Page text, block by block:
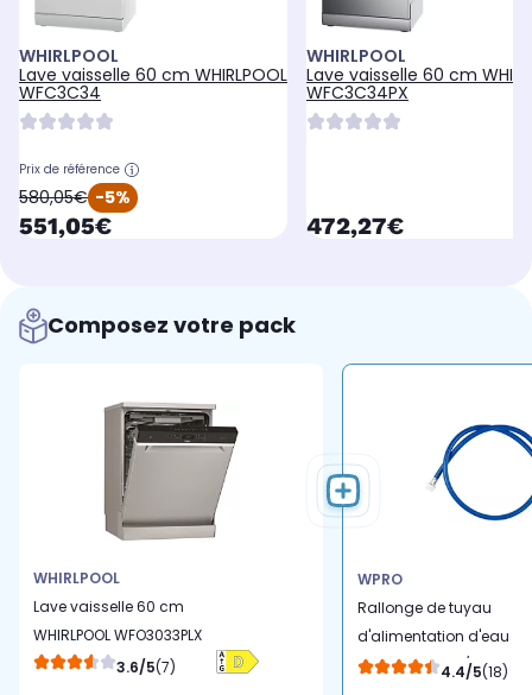
WHIRLPOOL
Lave vaisselle 60 cm WHIRLPOOL
WFC3C34
Prix de référence
oldPrice
580,05€ -5%
currentPrice
551,05€
WHIRLPOOL
Lave vaisselle 60 cm
WFC3C34PX
currentPrice
472,27€
Composez votre pack
WHIRLPOOL
Lave vaisselle 60 cm
WHIRLPOOL WFO3033PLX
3.6/5(7)
WPRO
Rallonge de tuyau
d'alimentation d'eau
WPRO IEF150 LL / LV
4.4/5(18)